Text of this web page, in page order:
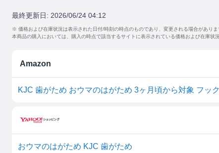
最終更新日: 2026/06/24 04:12
※ 価格および在庫状況は表示された日付/時刻の時点のものであり、変更される場合がありま
本商品の購入においては、購入の時点で該当するサイトに表示されている価格および在庫状
Amazon
KJC 歯がため おウマのはがため 3ヶ月頃から対象 フッ
おウマのはがため KJC 歯がため